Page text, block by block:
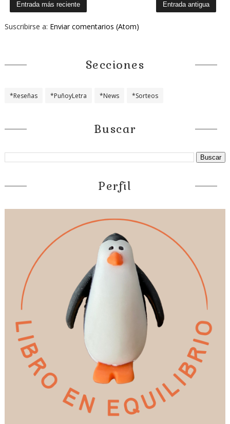
Entrada más reciente Entrada antigua
Suscribirse a: Enviar comentarios (Atom)
Secciones
*Reseñas *PuñoyLetra *News *Sorteos
Buscar
Perfil